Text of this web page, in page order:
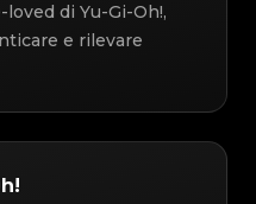
di Yu-Gi-Oh!,
e rilevare